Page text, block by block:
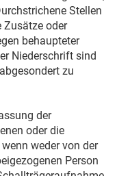
Stellen
Zusätze oder
behaupteter
Niederschrift sind
zu
der
oder die
weder von der
Person